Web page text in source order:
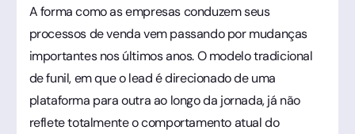
A forma como as empresas conduzem seus
processos de venda vem passando por mudanças
importantes nos últimos anos. O modelo tradicional
de funil, em que o lead é direcionado de uma
plataforma para outra ao longo da jornada, já não
reflete totalmente o comportamento atual do